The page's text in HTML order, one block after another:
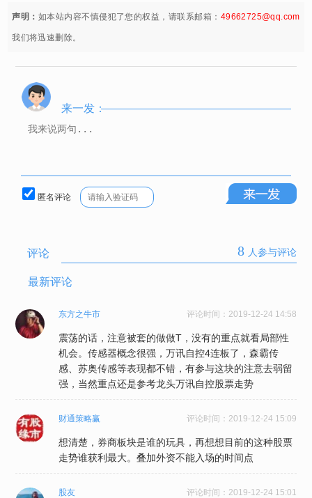
声明： 如本站内容不慎侵犯了您的权益，请联系邮箱： 49662725@qq.com
我们将迅速删除。
来一发：
匿名评论
评论 8 人参与评论
最新评论
评论时间： 2019-12-24 14:58
东方之牛市
震荡的话，注意被套的做做T，没有的重点就看局部性
机会。传感器概念很强，万讯自控4连板了，森霸传
感、苏奥传感等表现都不错，有参与这块的注意去弱留
强，当然重点还是参考龙头万讯自控股票走势
评论时间： 2019-12-24 15:09
财通策略赢
想清楚，券商板块是谁的玩具，再想想目前的这种股票
走势谁获利最大。叠加外资不能入场的时间点
评论时间： 2019-12-24 15:01
股友